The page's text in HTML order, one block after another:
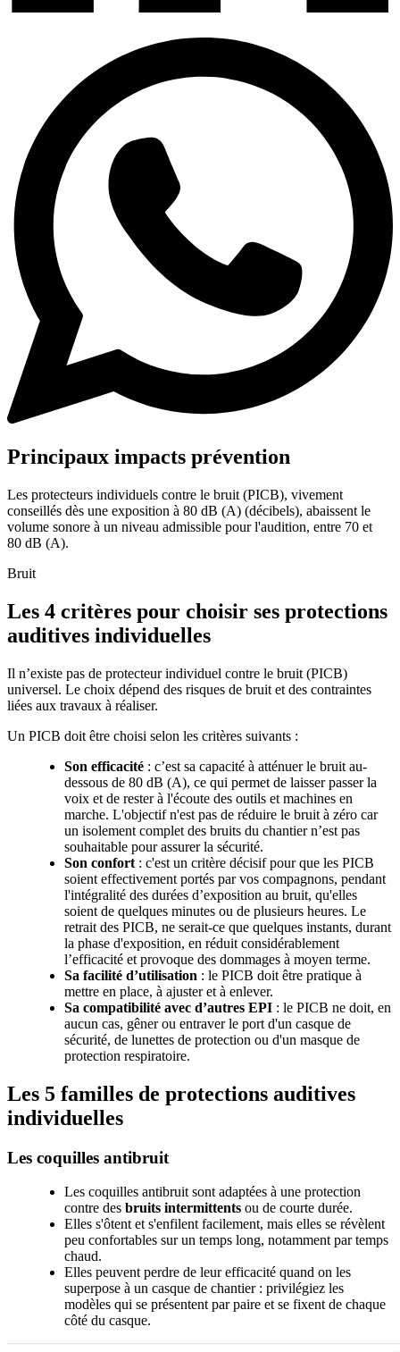
Principaux impacts prévention
Les protecteurs individuels contre le bruit (PICB), vivement
conseillés dès une exposition à 80 dB (A) (décibels), abaissent le
volume sonore à un niveau admissible pour l'audition, entre 70 et
80 dB (A).
Bruit
Les 4 critères pour choisir ses protections
auditives individuelles
Il n’existe pas de protecteur individuel contre le bruit (PICB)
universel. Le choix dépend des risques de bruit et des contraintes
liées aux travaux à réaliser.
Un PICB doit être choisi selon les critères suivants :
Son efficacité : c’est sa capacité à atténuer le bruit au-
dessous de 80 dB (A), ce qui permet de laisser passer la
voix et de rester à l'écoute des outils et machines en
marche. L'objectif n'est pas de réduire le bruit à zéro car
un isolement complet des bruits du chantier n’est pas
souhaitable pour assurer la sécurité.
Son confort : c'est un critère décisif pour que les PICB
soient effectivement portés par vos compagnons, pendant
l'intégralité des durées d’exposition au bruit, qu'elles
soient de quelques minutes ou de plusieurs heures. Le
retrait des PICB, ne serait-ce que quelques instants, durant
la phase d'exposition, en réduit considérablement
l’efficacité et provoque des dommages à moyen terme.
Sa facilité d’utilisation : le PICB doit être pratique à
mettre en place, à ajuster et à enlever.
Sa compatibilité avec d’autres EPI : le PICB ne doit, en
aucun cas, gêner ou entraver le port d'un casque de
sécurité, de lunettes de protection ou d'un masque de
protection respiratoire.
Les 5 familles de protections auditives
individuelles
Les coquilles antibruit
Les coquilles antibruit sont adaptées à une protection
contre des bruits intermittents ou de courte durée.
Elles s'ôtent et s'enfilent facilement, mais elles se révèlent
peu confortables sur un temps long, notamment par temps
chaud.
Elles peuvent perdre de leur efficacité quand on les
superpose à un casque de chantier : privilégiez les
modèles qui se présentent par paire et se fixent de chaque
côté du casque.